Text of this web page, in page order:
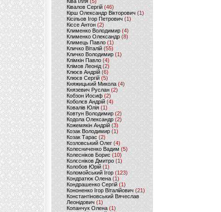
Ківалов Сергій(46)
Кірш Олександр Вікторович (1)
Кісільов Ігор Петрович (1)
Кіссе Антон (2)
Клименко Володимир(4)
Клименко Олександр (8)
Климець Павло (1)
Кличко Віталій(55)
Кличко Володимир (1)
Клімкін Павло (4)
Клімов Леонід(2)
Клюєв Андрій(6)
Клюєв Сергій (5)
Княжицький Микола(4)
Князевич Руслан (2)
Кобзон Иосиф(2)
Коболєв Андрій (4)
Ковалів Юлія(1)
Ковтун Володимир (2)
Кодола Олександр (2)
Кожемякін Андрій (3)
Козак Володимир (1)
Козак Тарас (2)
Козловський Олег(4)
Колесниченко Вадим (5)
Колесніков Борис (10)
Колєсніков Дмитро (1)
Колобов Юрій (1)
Коломойський Ігор (123)
Кондратюк Олена(1)
Кондрашенко Сергій (1)
Кононенко Ігор Віталійович (21)
Константіновський Вячеслав
Леонідович (1)
Копанчук Олена (1)